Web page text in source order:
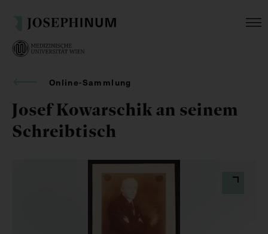
Online-Sammlung
Josef Kowarschik an seinem
Schreibtisch